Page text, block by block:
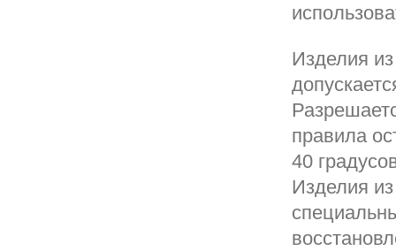
Изделия
правила
40
Изделия